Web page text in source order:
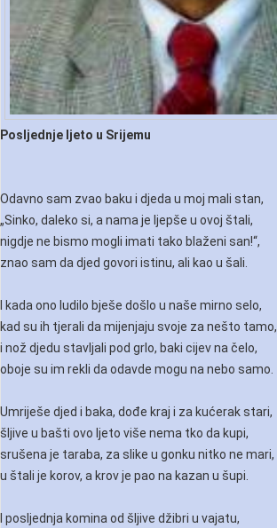
Posljednje ljeto u Srijemu
Odavno sam zvao baku i dјedа u moj mali stan,
„Sinko, daleko si, a nama je ljepše u ovoj štali,
nigdje ne bismo mogli imati tako blaženi san!“,
znao sam da djed govori istinu, ali kao u šali.
I kada ono ludilo bješe došlo u naše mirno selo,
kad su ih tjerali da mijenjaju svoje za nešto tamo,
i nož djedu stavljali pod grlo, baki cijev na čelo,
oboje su im rekli da odavde mogu na nebo samo.
Umriješe djed i baka, dođe kraj i za kućerak stari,
šljive u bašti ovo ljeto više nema tko da kupi,
srušena je taraba, za slike u gonku nitko ne mari,
u štali je korov, a krov je pao na kazan u šupi.
I posljednja komina od šljive džibri u vajatu,